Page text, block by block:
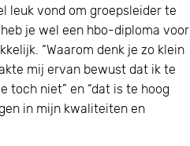
leuk vond om groepsleider te
je wel een hbo-diploma voor
“Waarom denk je zo klein
mij ervan bewust dat ik te
toch niet” en “dat is te hoog
in mijn kwaliteiten en